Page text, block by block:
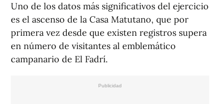
Uno de los datos más significativos del ejercicio
es el ascenso de la Casa Matutano, que por
primera vez desde que existen registros supera
en número de visitantes al emblemático
campanario de El Fadrí.